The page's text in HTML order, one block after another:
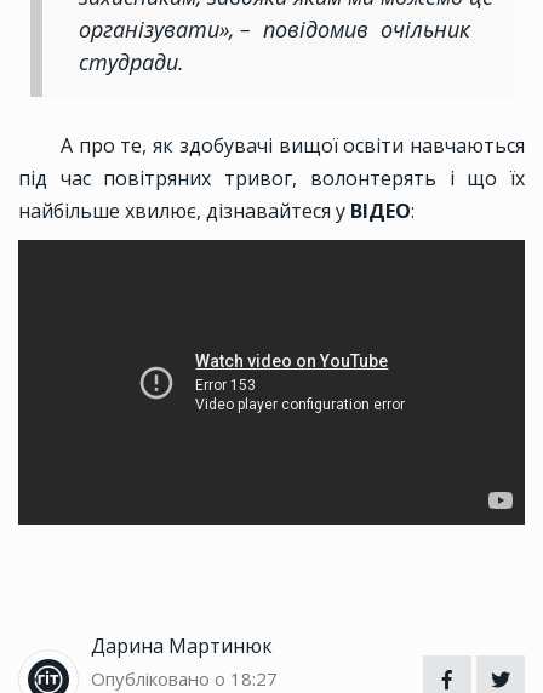
організувати», – повідомив очільник
студради.
А про те, як здобувачі вищої освіти навчаються
під час повітряних тривог, волонтерять і що їх
найбільше хвилює, дізнавайтеся у ВІДЕО:
Дарина Мартинюк
Опубліковано о 18:27